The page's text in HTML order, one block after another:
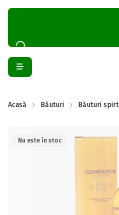
Acasă Băuturi Băuturi
Nu este în stoc